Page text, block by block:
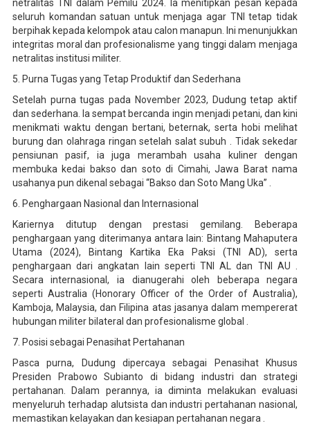
netralitas TNI dalam Pemilu 2024. Ia menitipkan pesan kepada
seluruh komandan satuan untuk menjaga agar TNI tetap tidak
berpihak kepada kelompok atau calon manapun. Ini menunjukkan
integritas moral dan profesionalisme yang tinggi dalam menjaga
netralitas institusi militer.
5. Purna Tugas yang Tetap Produktif dan Sederhana
Setelah purna tugas pada November 2023, Dudung tetap aktif
dan sederhana. Ia sempat bercanda ingin menjadi petani, dan kini
menikmati waktu dengan bertani, beternak, serta hobi melihat
burung dan olahraga ringan setelah salat subuh . Tidak sekedar
pensiunan pasif, ia juga merambah usaha kuliner dengan
membuka kedai bakso dan soto di Cimahi, Jawa Barat nama
usahanya pun dikenal sebagai “Bakso dan Soto Mang Uka” .
6. Penghargaan Nasional dan Internasional
Kariernya ditutup dengan prestasi gemilang. Beberapa
penghargaan yang diterimanya antara lain: Bintang Mahaputera
Utama (2024), Bintang Kartika Eka Paksi (TNI AD), serta
penghargaan dari angkatan lain seperti TNI AL dan TNI AU .
Secara internasional, ia dianugerahi oleh beberapa negara
seperti Australia (Honorary Officer of the Order of Australia),
Kamboja, Malaysia, dan Filipina atas jasanya dalam mempererat
hubungan militer bilateral dan profesionalisme global .
7. Posisi sebagai Penasihat Pertahanan
Pasca purna, Dudung dipercaya sebagai Penasihat Khusus
Presiden Prabowo Subianto di bidang industri dan strategi
pertahanan. Dalam perannya, ia diminta melakukan evaluasi
menyeluruh terhadap alutsista dan industri pertahanan nasional,
memastikan kelayakan dan kesiapan pertahanan negara .